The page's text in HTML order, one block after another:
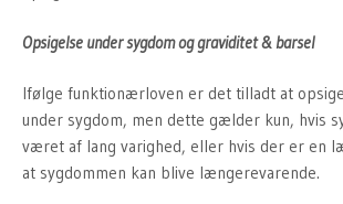
Opsigelse under sygdom og graviditet & barsel
Ifølge funktionærloven er det tilladt at
under sygdom, men dette gælder kun, hvis
været af lang varighed, eller hvis der er en
at sygdommen kan blive længerevarende.